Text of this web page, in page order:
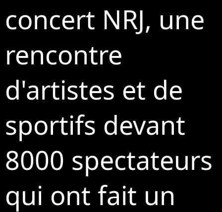
concert NRJ, une
rencontre
d'artistes et de
sportifs devant
8000 spectateurs
qui ont fait un